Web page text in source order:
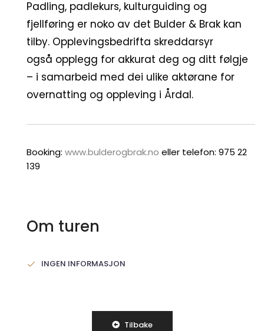
Padling, padlekurs, kulturguiding og
fjellføring er noko av det Bulder & Brak kan
tilby. Opplevingsbedrifta skreddarsyr
også opplegg for akkurat deg og ditt følgje
– i samarbeid med dei ulike aktørane for
overnatting og oppleving i Årdal.
Booking: www.bulderogbrak.no eller telefon: 975 22
139
Om turen
INGEN INFORMASJON
Tilbake